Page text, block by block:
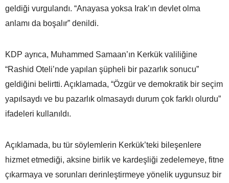
geldiği vurgulandı. “Anayasa yoksa Irak’ın devlet olma
anlamı da boşalır” denildi.
KDP ayrıca, Muhammed Samaan’ın Kerkük valiliğine
“Rashid Oteli’nde yapılan şüpheli bir pazarlık sonucu”
geldiğini belirtti. Açıklamada, “Özgür ve demokratik bir seçim
yapılsaydı ve bu pazarlık olmasaydı durum çok farklı olurdu”
ifadeleri kullanıldı.
Açıklamada, bu tür söylemlerin Kerkük’teki bileşenlere
hizmet etmediği, aksine birlik ve kardeşliği zedelemeye, fitne
çıkarmaya ve sorunları derinleştirmeye yönelik uygunsuz bir